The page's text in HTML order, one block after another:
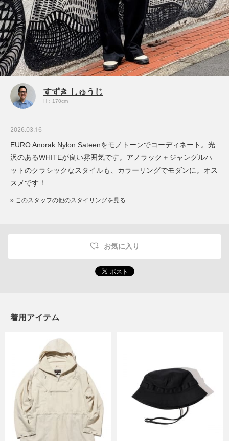
すずき しゅうじ
H：170cm
2026.03.16
EURO Anorak Nylon Sateenをモノトーンでコーディネート。光
沢のあるWHITEが良い雰囲気です。アノラック＋ジャングルハ
ットのクラシックなスタイルも、カラーリングでモダンに。オス
スメです！
» このスタッフの他のスタイリングを見る
お気に入り
着用アイテム